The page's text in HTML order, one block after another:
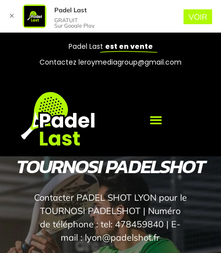
Padel Last est en vente
Contactez leroymediagroup@gmail.com
TOURNOSI PADELSHOT
Contacter PADEL SHOT LYON pour le
TOURNOSI PADELSHOT | Numéro
de téléphone : tel: 478459840 | E-
mail : lyon@padelshot.fr
✕
Padel Last
GRATUIT
Sur Google Play
VOIR